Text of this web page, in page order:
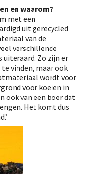
en waarom?
met een
uit gerecycled
van de
verschillende
uiteraard. Zo zijn er
vinden, maar ook
wordt voor
voor koeien in
ook van een boer dat
Het komt dus